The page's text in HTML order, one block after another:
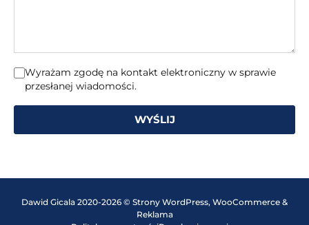
Wyrażam zgodę na kontakt elektroniczny w sprawie
przesłanej wiadomości.
WYŚLIJ
Dawid Gicala 2020-2026 © Strony WordPress, WooCommerce &
Reklama